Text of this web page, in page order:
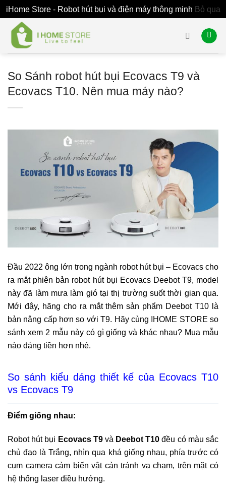
iHome Store - Robot hút bụi và điện máy thông minh Bỏ qua
content
So Sánh robot hút bụi Ecovacs T9 và
Ecovacs T10. Nên mua máy nào?
Đầu 2022 ông lớn trong ngành robot hút bụi – Ecovacs cho
ra mắt phiên bản robot hút bụi Ecovacs Deebot T9, model
này đã làm mưa làm gió tại thị trường suốt thời gian qua.
Mới đây, hãng cho ra mắt thêm sản phẩm Deebot T10 là
bản nâng cấp hơn so với T9. Hãy cùng IHOME STORE so
sánh xem 2 mẫu này có gì giống và khác nhau? Mua mẫu
nào đáng tiền hơn nhé.
So sánh kiểu dáng thiết kế của Ecovacs T10
vs Ecovacs T9
Điểm giống nhau:
Robot hút bụi Ecovacs T9và Deebot T10 đều có màu sắc
chủ đạo là Trắng, nhìn qua khá giống nhau, phía trước có
cụm camera cảm biến vật cản tránh va chạm, trên mặt có
hệ thống laser điều hướng.